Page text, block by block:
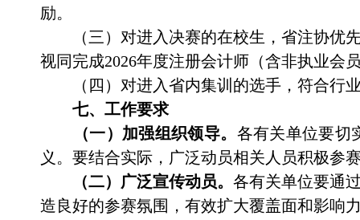
励。
（三）对进入决赛的在校生，省注协优
视同完成2026年度注册会计师（含非执业会
（四）对进入省内集训的选手，符合
七、工作要求
（一）加强组织领导。 各有关单位要切
义。要结合实际，广泛动员相关人员积极参
（二）广泛宣传动员。 各有关单位要通
造良好的参赛氛围，有效扩大覆盖面和影响